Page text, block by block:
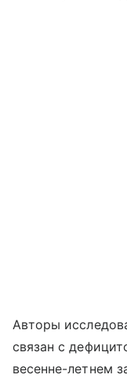
Авторы
связан с
весенне-летнем